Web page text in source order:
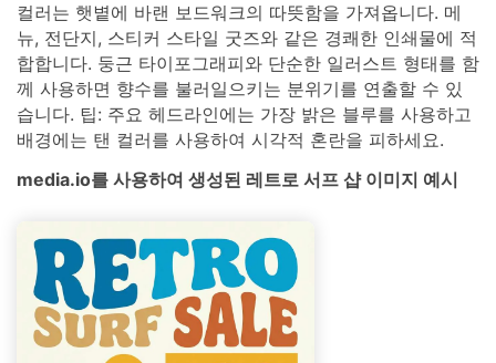
컬러는 햇볕에 바랜 보드워크의 따뜻함을 가져옵니다. 메
뉴, 전단지, 스티커 스타일 굿즈와 같은 경쾌한 인쇄물에 적
합합니다. 둥근 타이포그래피와 단순한 일러스트 형태를 함
께 사용하면 향수를 불러일으키는 분위기를 연출할 수 있
습니다. 팁: 주요 헤드라인에는 가장 밝은 블루를 사용하고
배경에는 탠 컬러를 사용하여 시각적 혼란을 피하세요.
media.io를 사용하여 생성된 레트로 서프 샵 이미지 예시